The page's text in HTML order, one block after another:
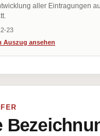
aller Eintragungen
23
Auszug ansehen